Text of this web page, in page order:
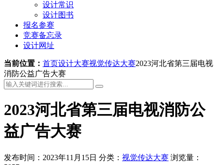
设计常识
设计图书
报名参赛
竞赛备忘录
设计网址
当前位置： 首页设计大赛视觉传达大赛2023河北省第三届电视
消防公益广告大赛
2023河北省第三届电视消防公
益广告大赛
发布时间：2023年11月15日 分类： 视觉传达大赛 浏览量：